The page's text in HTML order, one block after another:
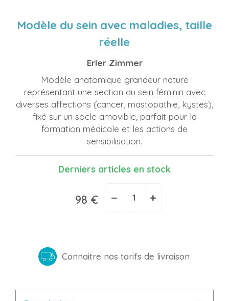
Modèle du sein avec maladies, taille
réelle
Erler Zimmer
Modèle anatomique grandeur nature
représentant une section du sein féminin avec
diverses affections (cancer, mastopathie, kystes),
fixé sur un socle amovible, parfait pour la
formation médicale et les actions de
sensibilisation.
Derniers articles en stock
98 € − +
Connaitre nos tarifs de livraison